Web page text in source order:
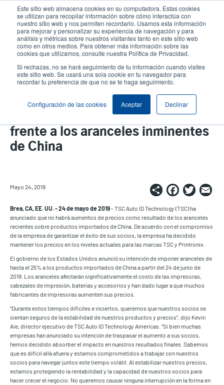
Este sitio web almacena cookies en su computadora. Estas cookies
se utilizan para recopilar información sobre cómo interactúa con
nuestro sitio web y nos permiten recordarlo. Usamos esta información
para mejorar y personalizar su experiencia de navegación y para
análisis y métricas sobre nuestros visitantes tanto en este sitio web
como en otros medios. Para obtener más información sobre las
cookies que utilizamos, consulte nuestra Política de Privacidad.
Si rechazas, no se hará seguimiento de tu información cuando visites
este sitio web. Se usará una sola cookie en tu navegador para
recordar tu preferencia de que no se te haga seguimiento.
Configuración de las cookies Aceptar Declinar
contenido
principal
User
account
menu
User
Header
Selector de productos
TSC Auto ID Technology anuncia
que NO aumentará los precios
frente a los aranceles inminentes
de China
Mayo 24, 2019 Share
Brea, CA, EE. UU. - 24 de mayo de 2019- TSC Auto ID Technology (TSC) ha
anunciado que no habrá aumentos de precios como resultado de los aranceles
recientes sobre productos importados de China. De acuerdo con el compromiso
de la empresa de garantizar el éxito de sus socios, la empresa ha decidido
mantener los precios en los niveles actuales para las marcas TSC y Printronix.
El gobierno de los Estados Unidos anunció su intención de imponer aranceles de
hasta el 25% a los productos importados de China a partir del 24 de junio de
2019. Los aranceles afectarán significativamente el costo de las impresoras,
cabezales de impresión, baterías y accesorios y han dado lugar a que muchos
fabricantes de impresoras aumenten sus precios.
“Durante estos tiempos difíciles e inciertos, queremos que nuestros socios se
sientan seguros de la estabilidad de nuestros productos y precios”, dijo Kevin
Aie, director ejecutivo de TSC Auto ID Technology Americas. “Si bien muchas
empresas han anunciado su intención de traspasar el aumento a sus socios,
hemos decidido absorber el impacto en nuestros resultados finales. Sabemos
que es difícil allá afuera y estamos comprometidos a trabajar con nuestros
socios para navegar juntos este tiempo volátil. Al estabilizar nuestros precios,
estamos protegiendo la rentabilidad y la capacidad de nuestros socios para
hacer crecer el negocio. No queremos causar ninguna interrupción en la forma en